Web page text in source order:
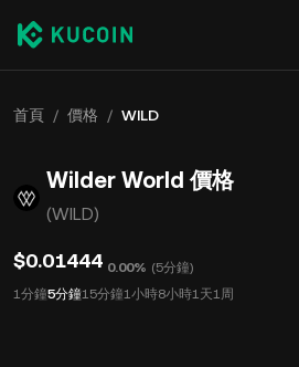
首頁 / 價格 / WILD
Wilder World 價格
(WILD)
$0.01444 0.00% (5分鐘)
1分鐘5分鐘15分鐘1小時8小時1天1周